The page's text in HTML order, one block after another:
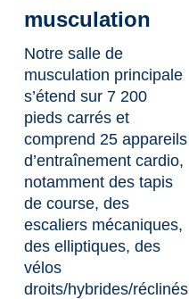
musculation
Notre salle de
musculation principale
s’étend sur 7 200
pieds carrés et
comprend 25 appareils
d’entraînement cardio,
notamment des tapis
de course, des
escaliers mécaniques,
des elliptiques, des
vélos
droits/hybrides/réclinés